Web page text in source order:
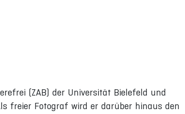
(ZAB) der Universität Bielefeld und
freier Fotograf wird er darüber hinaus den